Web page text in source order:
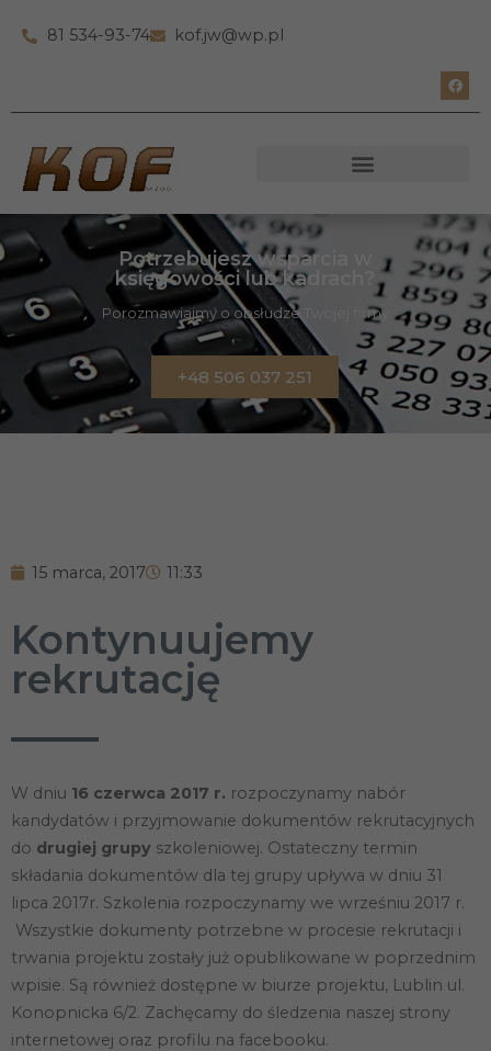
81 534-93-74 kof.jw@wp.pl
Potrzebujesz wsparcia w
księgowości lub kadrach?
Porozmawiajmy o obsłudze Twojej firmy
+48 506 037 251
15 marca, 2017 11:33
Kontynuujemy
rekrutację
W dniu 16 czerwca 2017 r. rozpoczynamy nabór
kandydatów i przyjmowanie dokumentów rekrutacyjnych
do drugiej grupy szkoleniowej. Ostateczny termin
składania dokumentów dla tej grupy upływa w dniu 31
lipca 2017r. Szkolenia rozpoczynamy we wrześniu 2017 r.
Wszystkie dokumenty potrzebne w procesie rekrutacji i
trwania projektu zostały już opublikowane w poprzednim
wpisie. Są również dostępne w biurze projektu, Lublin ul.
Konopnicka 6/2. Zachęcamy do śledzenia naszej strony
internetowej oraz profilu na facebooku.